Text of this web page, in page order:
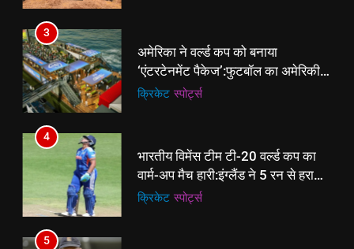
3
अमेरिका ने वर्ल्ड कप को बनाया
‘एंटरटेनमेंट पैकेज’:फुटबॉल का अमेरिकी
मेकओवर, कई मेगा कॉन्सर्ट; मशहूर हस्तियों
क्रिकेट ‎स्पोर्ट्स
4
भारतीय विमेंस टीम टी-20 वर्ल्ड कप का
वार्म-अप मैच हारी:इंग्लैंड ने 5 रन से हराया;
ऋचा घोष की फिफ्टी बेकार
क्रिकेट ‎स्पोर्ट्स
5